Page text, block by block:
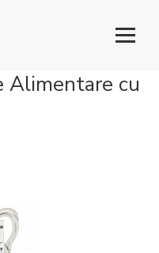
Alimentare cu